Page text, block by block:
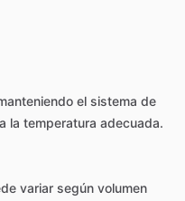
el sistema de
a la temperatura adecuada.
variar según volumen